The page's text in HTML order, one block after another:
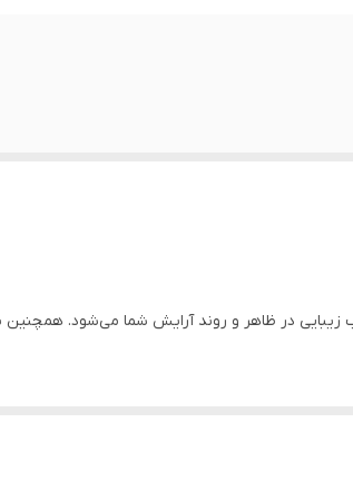
مژه موجب زیبایی در ظاهر و روند آرایش شما می‌شود.
و موثر بکار رفته در آن است که این قابلیت را